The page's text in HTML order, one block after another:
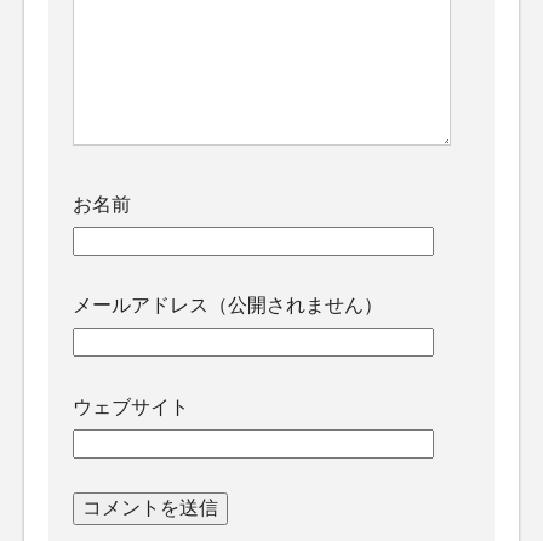
お名前
メールアドレス（公開されません）
ウェブサイト